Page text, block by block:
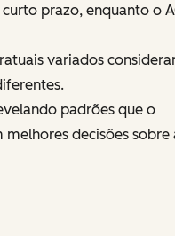
prazo, enquanto o
variados
padrões que o
decisões sobre